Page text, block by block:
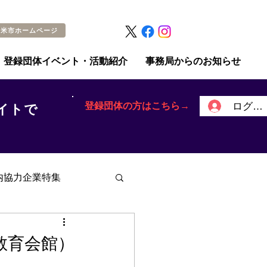
市ホームページ
登録団体イベント・活動紹介 事務局からのお知らせ
トで 登録団体の方はこちら→ ログイ
協力企業特集
会館）